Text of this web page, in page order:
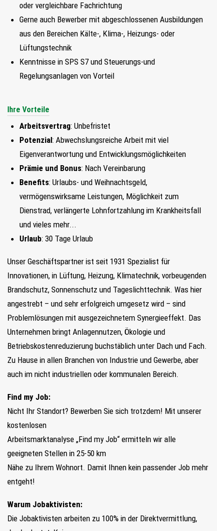
oder vergleichbare Fachrichtung
Gerne auch Bewerber mit abgeschlossenen Ausbildungen
aus den Bereichen Kälte-, Klima-, Heizungs- oder
Lüftungstechnik
Kenntnisse in SPS S7 und Steuerungs-und
Regelungsanlagen von Vorteil
Ihre Vorteile
Arbeitsvertrag: Unbefristet
Potenzial: Abwechslungsreiche Arbeit mit viel
Eigenverantwortung und Entwicklungsmöglichkeiten
Prämie und Bonus: Nach Vereinbarung
Benefits: Urlaubs- und Weihnachtsgeld,
vermögenswirksame Leistungen, Möglichkeit zum
Dienstrad, verlängerte Lohnfortzahlung im Krankheitsfall
und vieles mehr...
Urlaub: 30 Tage Urlaub
Unser Geschäftspartner ist seit 1931 Spezialist für
Innovationen, in Lüftung, Heizung, Klimatechnik, vorbeugenden
Brandschutz, Sonnenschutz und Tageslichttechnik. Was hier
angestrebt – und sehr erfolgreich umgesetz wird – sind
Problemlösungen mit ausgezeichnetem Synergieeffekt. Das
Unternehmen bringt Anlagennutzen, Ökologie und
Betriebskostenreduzierung buchstäblich unter Dach und Fach.
Zu Hause in allen Branchen von Industrie und Gewerbe, aber
auch im nicht industriellen oder kommunalen Bereich.
Find my Job:
Nicht Ihr Standort? Bewerben Sie sich trotzdem! Mit unserer
kostenlosen
Arbeitsmarktanalyse „Find my Job“ ermitteln wir alle
geeigneten Stellen in 25-50 km
Nähe zu Ihrem Wohnort. Damit Ihnen kein passender Job mehr
entgeht!
Warum Jobaktivisten:
Die Jobaktivisten arbeiten zu 100% in der Direktvermittlung,